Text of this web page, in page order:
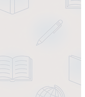
平
学
英